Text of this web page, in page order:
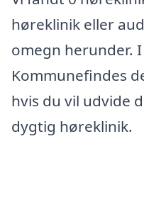
høreklinik eller
omegn herunder. I
Kommunefindes
hvis du vil udvide
dygtig høreklinik.